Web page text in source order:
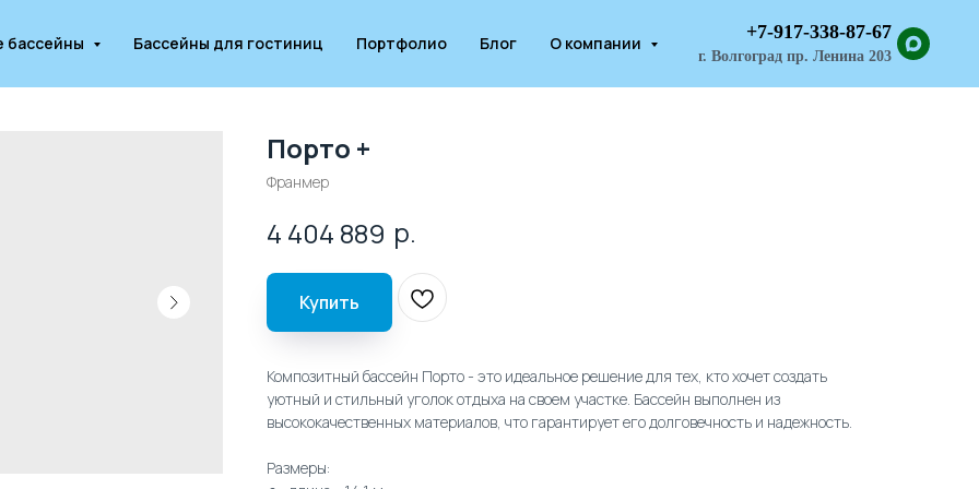
бассейны Бассейны для гостиниц Портфолио Блог О компании
+7-917-338-87-67
г. Волгоград пр. Ленина 203
Порто +
Франмер
4 404 889 р.
Купить
Композитный бассейн Порто - это идеальное решение для тех, кто хочет создать
уютный и стильный уголок отдыха на своем участке. Бассейн выполнен из
высококачественных материалов, что гарантирует его долговечность и надежность.
Размеры: